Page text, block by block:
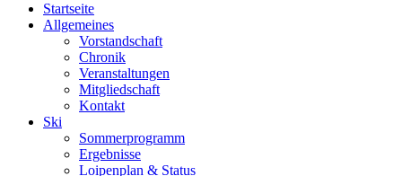
Startseite
Allgemeines
Vorstandschaft
Chronik
Veranstaltungen
Mitgliedschaft
Kontakt
Ski
Sommerprogramm
Ergebnisse
Loipenplan & Status